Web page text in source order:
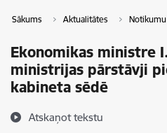
Sākums Aktualitātes
Ekonomikas ministre
ministrijas pārstāvji
kabineta sēdē
Atskaņot tekstu